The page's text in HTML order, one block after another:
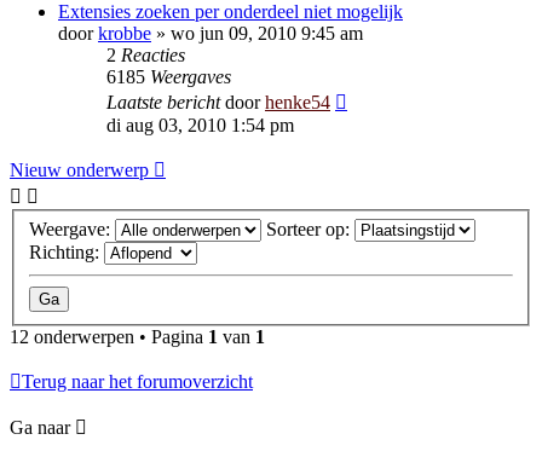
Extensies zoeken per onderdeel niet mogelijk
doorkrobbe » wo jun 09, 2010 9:45 am
2 Reacties
6185 Weergaves
Laatste berichtdoorhenke54
di aug 03, 2010 1:54 pm
Nieuw onderwerp
Weergave:
Sorteer op:
Richting:
12 onderwerpen • Pagina 1 van 1
Terug naar het forumoverzicht
Ga naar